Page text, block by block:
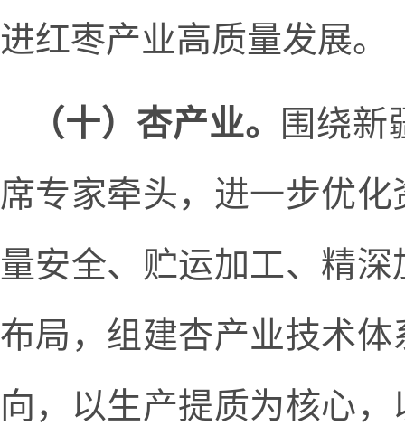
进红枣产业高质量发展。
（十）杏产业。
围绕新
席专家牵头，进一步优
量安全、贮运加工、精
布局，组建杏产业技术
向，以生产提质为核心